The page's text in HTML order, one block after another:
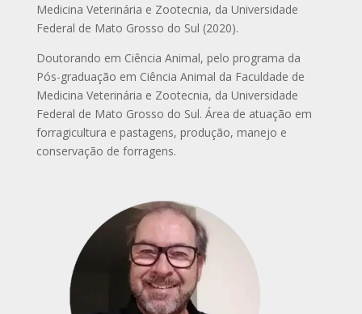
Medicina Veterinária e Zootecnia, da Universidade
Federal de Mato Grosso do Sul (2020).
Doutorando em Ciência Animal, pelo programa da
Pós-graduação em Ciência Animal da Faculdade de
Medicina Veterinária e Zootecnia, da Universidade
Federal de Mato Grosso do Sul. Área de atuação em
forragicultura e pastagens, produção, manejo e
conservação de forragens.